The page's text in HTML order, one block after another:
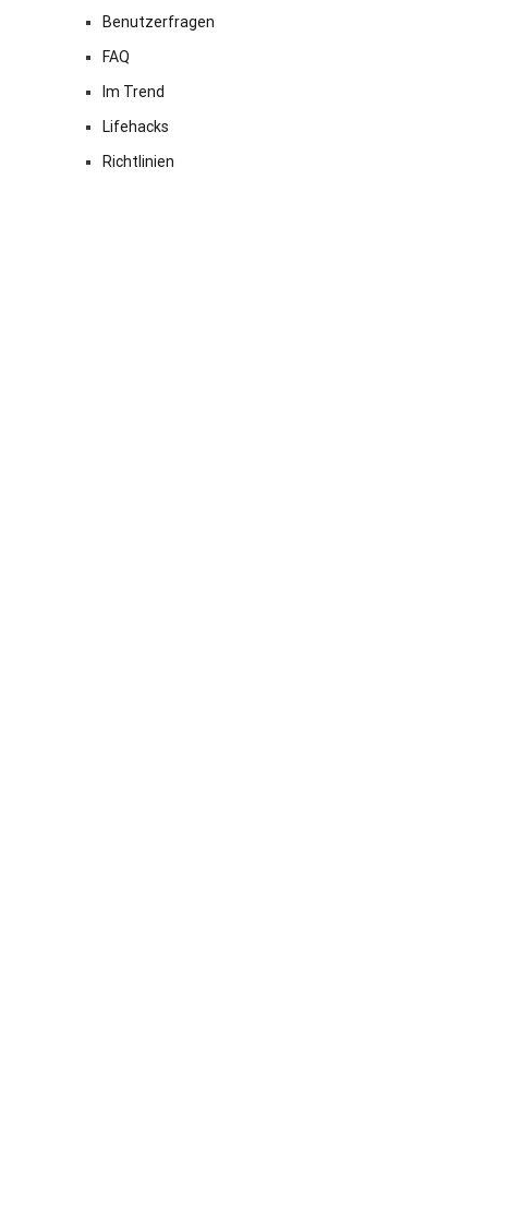
Benutzerfragen
FAQ
Im Trend
Lifehacks
Richtlinien